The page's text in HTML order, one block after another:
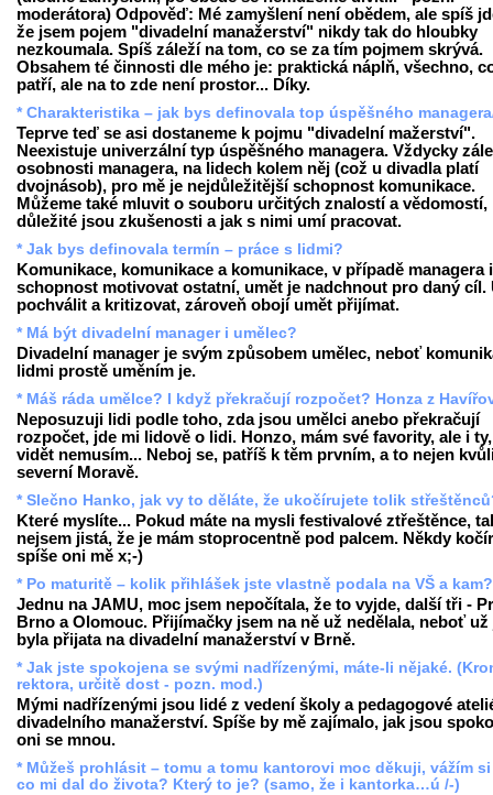
moderátora) Odpověď: Mé zamyšlení není obědem, ale spíš
že jsem pojem "divadelní manažerství" nikdy tak do hloubky
nezkoumala. Spíš záleží na tom, co se za tím pojmem skrývá.
Obsahem té činnosti dle mého je: praktická náplň, všechno,
patří, ale na to zde není prostor... Díky.
* Charakteristika – jak bys definovala top úspěšného
Teprve teď se asi dostaneme k pojmu "divadelní mažerství".
Neexistuje univerzální typ úspěšného managera. Vždycky
osobnosti managera, na lidech kolem něj (což u divadla platí
dvojnásob), pro mě je nejdůležitější schopnost komunikace.
Můžeme také mluvit o souboru určitých znalostí a vědomostí,
důležité jsou zkušenosti a jak s nimi umí pracovat.
* Jak bys definovala termín – práce s lidmi?
Komunikace, komunikace a komunikace, v případě managera i
schopnost motivovat ostatní, umět je nadchnout pro daný cíl.
pochválit a kritizovat, zároveň obojí umět přijímat.
* Má být divadelní manager i umělec?
Divadelní manager je svým způsobem umělec, neboť
lidmi prostě uměním je.
* Máš ráda umělce? I když překračují rozpočet? Honza z
Neposuzuji lidi podle toho, zda jsou umělci anebo překračují
rozpočet, jde mi lidově o lidi. Honzo, mám své favority, ale i
vidět nemusím... Neboj se, patříš k těm prvním, a to nejen
severní Moravě.
* Slečno Hanko, jak vy to děláte, že ukočírujete tolik
Které myslíte... Pokud máte na mysli festivalové ztřeštěnce,
nejsem jistá, že je mám stoprocentně pod palcem. Někdy
spíše oni mě x;-)
* Po maturitě – kolik přihlášek jste vlastně podala na VŠ a kam?
Jednu na JAMU, moc jsem nepočítala, že to vyjde, další tři -
Brno a Olomouc. Přijímačky jsem na ně už nedělala, neboť už
byla přijata na divadelní manažerství v Brně.
* Jak jste spokojena se svými nadřízenými, máte-li nějaké.
rektora, určitě dost - pozn. mod.)
Mými nadřízenými jsou lidé z vedení školy a pedagogové
divadelního manažerství. Spíše by mě zajímalo, jak jsou
oni se mnou.
* Můžeš prohlásit – tomu a tomu kantorovi moc děkuji, vážím
co mi dal do života? Který to je? (samo, že i kantorka…ú /-)